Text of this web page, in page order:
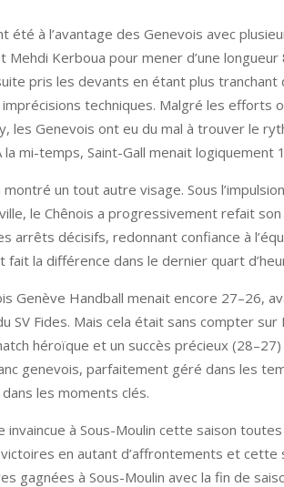
été à l’avantage des Genevois avec
Kerboua pour mener d’une longueur
pris les devants en étant plus tranchant
techniques. Malgré les efforts
les Genevois ont eu du mal à trouver le
mi-temps, Saint-Gall menait logiquement
un tout autre visage. Sous
le Chênois a progressivement refait
arrêts décisifs, redonnant confiance à
la différence dans le dernier quart
Genève Handball menait encore 27–26,
SV Fides. Mais cela était sans compter sur
héroïque et un succès précieux (28–27)
genevois, parfaitement géré dans les
les moments clés.
à Sous-Moulin cette saison toutes
en autant d’affrontements et cette
gagnées à Sous-Moulin avec la fin de